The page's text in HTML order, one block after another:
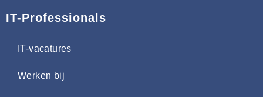
IT-Professionals
IT-vacatures
Werken bij